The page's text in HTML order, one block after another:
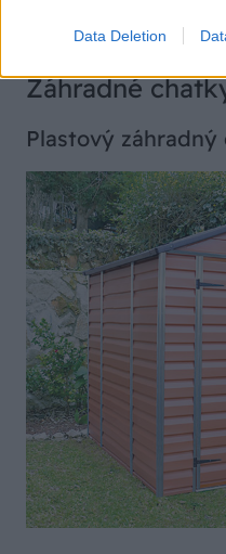
Data Deletion
Záhradné
Plastový